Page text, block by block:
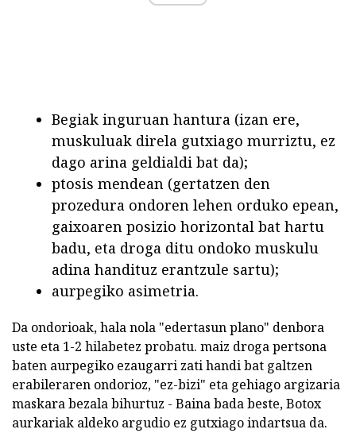
Begiak inguruan hantura (izan ere,
muskuluak direla gutxiago murriztu, ez
dago arina geldialdi bat da);
ptosis mendean (gertatzen den
prozedura ondoren lehen orduko epean,
gaixoaren posizio horizontal bat hartu
badu, eta droga ditu ondoko muskulu
adina handituz erantzule sartu);
aurpegiko asimetria.
Da ondorioak, hala nola "edertasun plano" denbora
uste eta 1-2 hilabetez probatu. maiz droga pertsona
baten aurpegiko ezaugarri zati handi bat galtzen
erabileraren ondorioz, "ez-bizi" eta gehiago argizaria
maskara bezala bihurtuz - Baina bada beste, Botox
aurkariak aldeko argudio ez gutxiago indartsua da.